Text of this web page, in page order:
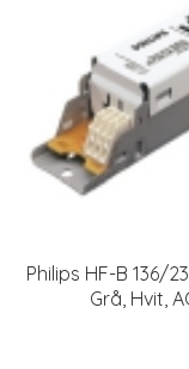
Philips HF-B 136/
Grå, Hvit,